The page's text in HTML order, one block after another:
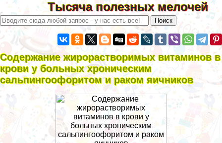
Тысяча полезных мелочей
Содержание жирорастворимых витаминов в
крови у больных хроническим
сальпингоофоритом и paком яичников